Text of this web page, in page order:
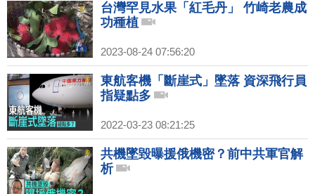
台灣罕見水果「紅毛丹」 竹崎老農成
功種植
2023-08-24 07:56:20
東航客機「斷崖式」墜落 資深飛行員
指疑點多
2022-03-23 08:21:25
共機墜毀曝援俄機密？前中共軍官解
析